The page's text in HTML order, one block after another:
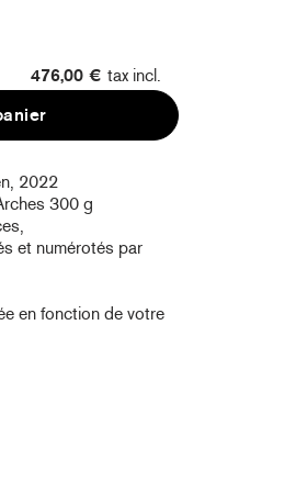
476,00 € tax incl.
2022
300 g
et numérotés par
en fonction de votre